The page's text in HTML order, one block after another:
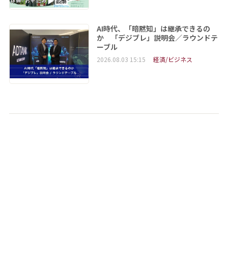
AI時代、「暗黙知」は継承できるの
か 「デジブレ」説明会／ラウンドテ
ーブル
2026.08.03 15:15 経済/ビジネス